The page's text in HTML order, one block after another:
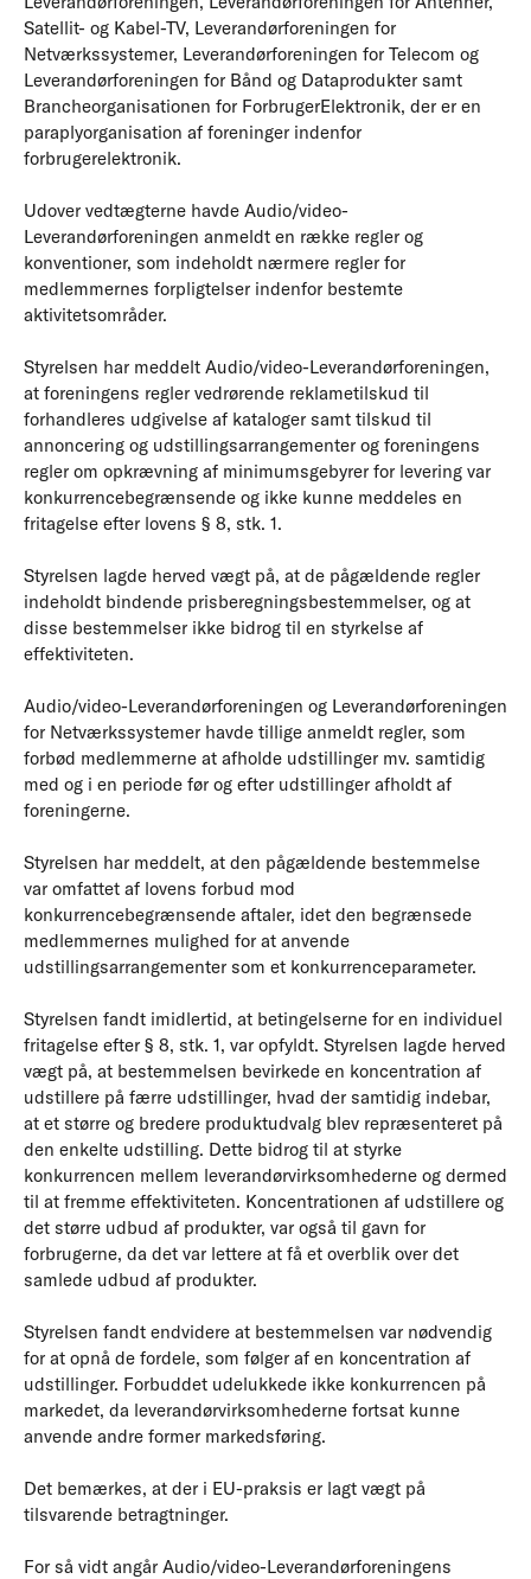
Satellit- og Kabel-TV, Leverandørforeningen for
Netværkssystemer, Leverandørforeningen for Telecom og
Leverandørforeningen for Bånd og Dataprodukter samt
Brancheorganisationen for ForbrugerElektronik, der er en
paraplyorganisation af foreninger indenfor
forbrugerelektronik.
Udover vedtægterne havde Audio/video-
Leverandørforeningen anmeldt en række regler og
konventioner, som indeholdt nærmere regler for
medlemmernes forpligtelser indenfor bestemte
aktivitetsområder.
Styrelsen har meddelt Audio/video-Leverandørforeningen,
at foreningens regler vedrørende reklametilskud til
forhandleres udgivelse af kataloger samt tilskud til
annoncering og udstillingsarrangementer og foreningens
regler om opkrævning af minimumsgebyrer for levering var
konkurrencebegrænsende og ikke kunne meddeles en
fritagelse efter lovens § 8, stk. 1.
Styrelsen lagde herved vægt på, at de pågældende regler
indeholdt bindende prisberegningsbestemmelser, og at
disse bestemmelser ikke bidrog til en styrkelse af
effektiviteten.
Audio/video-Leverandørforeningen og Leverandørforeningen
for Netværkssystemer havde tillige anmeldt regler, som
forbød medlemmerne at afholde udstillinger mv. samtidig
med og i en periode før og efter udstillinger afholdt af
foreningerne.
Styrelsen har meddelt, at den pågældende bestemmelse
var omfattet af lovens forbud mod
konkurrencebegrænsende aftaler, idet den begrænsede
medlemmernes mulighed for at anvende
udstillingsarrangementer som et konkurrenceparameter.
Styrelsen fandt imidlertid, at betingelserne for en individuel
fritagelse efter § 8, stk. 1, var opfyldt. Styrelsen lagde herved
vægt på, at bestemmelsen bevirkede en koncentration af
udstillere på færre udstillinger, hvad der samtidig indebar,
at et større og bredere produktudvalg blev repræsenteret på
den enkelte udstilling. Dette bidrog til at styrke
konkurrencen mellem leverandørvirksomhederne og dermed
til at fremme effektiviteten. Koncentrationen af udstillere og
det større udbud af produkter, var også til gavn for
forbrugerne, da det var lettere at få et overblik over det
samlede udbud af produkter.
Styrelsen fandt endvidere at bestemmelsen var nødvendig
for at opnå de fordele, som følger af en koncentration af
udstillinger. Forbuddet udelukkede ikke konkurrencen på
markedet, da leverandørvirksomhederne fortsat kunne
anvende andre former markedsføring.
Det bemærkes, at der i EU-praksis er lagt vægt på
tilsvarende betragtninger.
For så vidt angår Audio/video-Leverandørforeningens